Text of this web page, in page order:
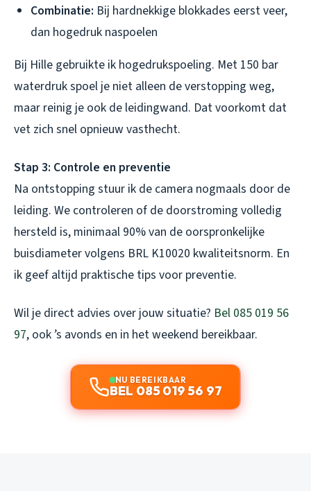
Combinatie: Bij hardnekkige blokkades eerst veer,
dan hogedruk naspoelen
Bij Hille gebruikte ik hogedrukspoeling. Met 150 bar
waterdruk spoel je niet alleen de verstopping weg,
maar reinig je ook de leidingwand. Dat voorkomt dat
vet zich snel opnieuw vasthecht.
Stap 3: Controle en preventie
Na ontstopping stuur ik de camera nogmaals door de
leiding. We controleren of de doorstroming volledig
hersteld is, minimaal 90% van de oorspronkelijke
buisdiameter volgens BRL K10020 kwaliteitsnorm. En
ik geef altijd praktische tips voor preventie.
Wil je direct advies over jouw situatie? Bel 085 019 56
97, ook ’s avonds en in het weekend bereikbaar.
NU BEREIKBAAR
BEL 085 019 56 97